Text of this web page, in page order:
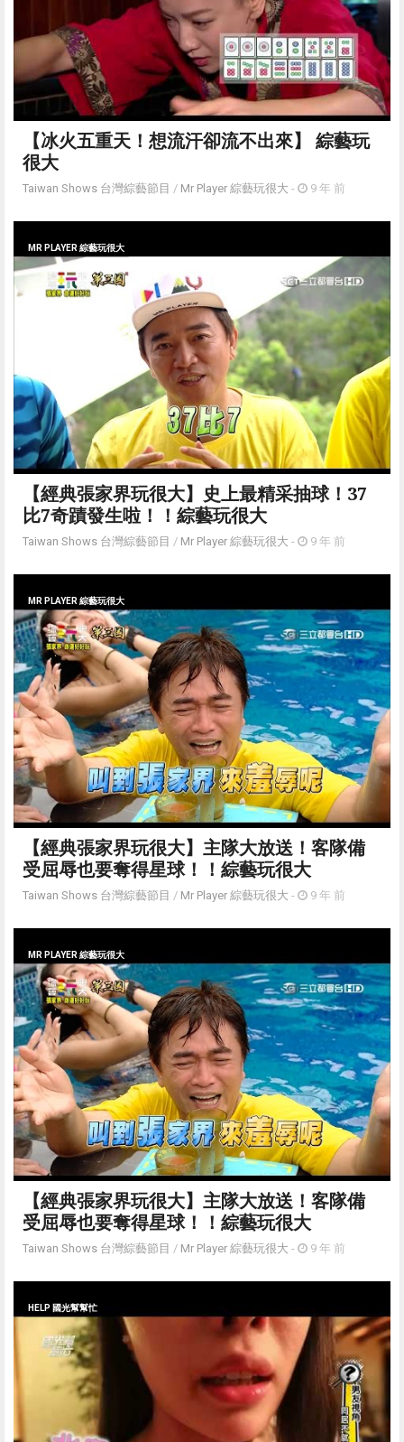
【冰火五重天！想流汗卻流不出來】 綜藝玩
很大
Taiwan Shows 台灣綜藝節目 / Mr Player 綜藝玩很大 - 9 年 前
MR PLAYER 綜藝玩很大
【經典張家界玩很大】史上最精采抽球！37
比7奇蹟發生啦！！綜藝玩很大
Taiwan Shows 台灣綜藝節目 / Mr Player 綜藝玩很大 - 9 年 前
MR PLAYER 綜藝玩很大
【經典張家界玩很大】主隊大放送！客隊備
受屈辱也要奪得星球！！綜藝玩很大
Taiwan Shows 台灣綜藝節目 / Mr Player 綜藝玩很大 - 9 年 前
MR PLAYER 綜藝玩很大
【經典張家界玩很大】主隊大放送！客隊備
受屈辱也要奪得星球！！綜藝玩很大
Taiwan Shows 台灣綜藝節目 / Mr Player 綜藝玩很大 - 9 年 前
HELP 國光幫幫忙